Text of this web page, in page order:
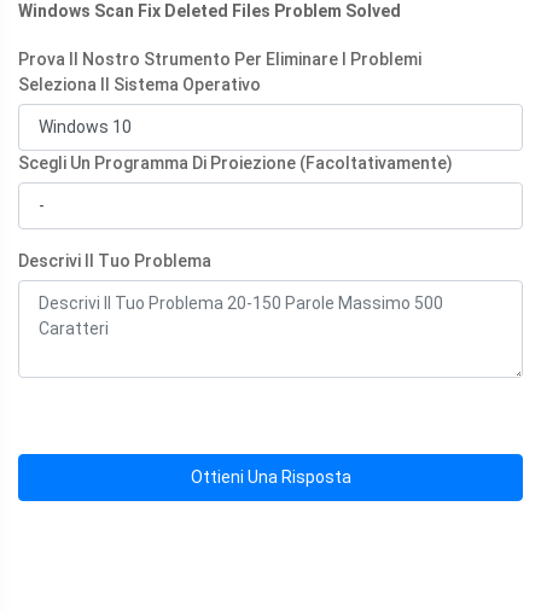
Windows Scan Fix Deleted Files Problem Solved
Prova Il Nostro Strumento Per Eliminare I Problemi
Seleziona Il Sistema Operativo
Scegli Un Programma Di Proiezione (Facoltativamente)
Descrivi Il Tuo Problema
Ottieni Una Risposta